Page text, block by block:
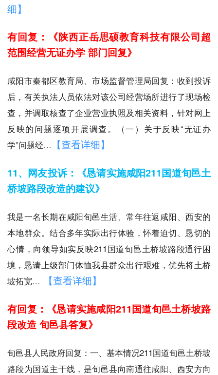
细】
有回复：《陕西正岳思硕教育科技有限公司超
范围经营无证办学 部门回复》
咸阳市秦都区教育局、市场监督管理局回复：收到投诉
后，有关执法人员依法对该公司经营场所进行了现场检
查，并调取核查了企业营业执照及相关资料，针对网上
反映的问题逐项开展调查。（一）关于反映“无证办
学”问题经… 【查看详细】
11、网友投诉：《恳请实施咸阳211国道旬邑土
桥坡路段改造的建议》
我是一名长期在咸阳旬邑生活、常年往返咸阳、西安的
本地群众。结合多年实际出行体验，怀着迫切、恳切的
心情，向领导如实反映211国道旬邑土桥坡路段通行困
境，恳请上级部门体恤我县群众出行艰难，优先将土桥
坡拓宽…
【查看详细】
有回复：《恳请实施咸阳211国道旬邑土桥坡路
段改造 旬邑县答复》
旬邑县人民政府回复：一、基本情况211国道旬邑土桥坡
路段为国道主干线，是旬邑县向南通往咸阳、西安方向